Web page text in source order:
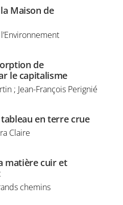
Maison de
de
le capitalisme
; Jean-François Perignié
en terre crue
Claire
matière cuir et
chemins